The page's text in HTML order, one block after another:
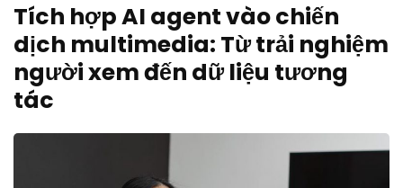
Tích hợp AI agent vào chiến
dịch multimedia: Từ trải nghiệm
người xem đến dữ liệu tương
tác